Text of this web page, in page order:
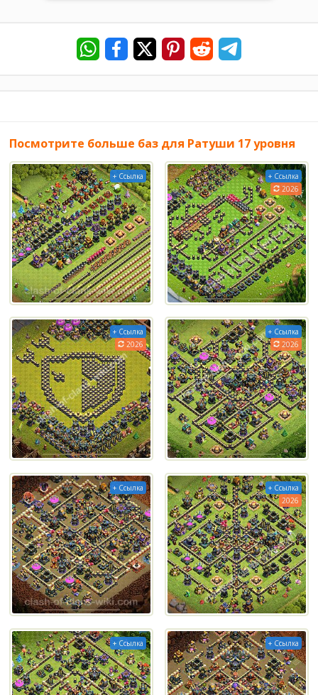
Посмотрите больше баз для Ратуши 17 уровня
+ Ссылка
+ Ссылка
2026
+ Ссылка
2026
+ Ссылка
2026
+ Ссылка
+ Ссылка
2026
+ Ссылка + Ссылка